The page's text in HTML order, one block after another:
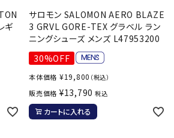
武道・格闘技
柔道
ボクシング
武道・格闘技小物
ギ
サロモン SALOMON AERO BLAZE
3 GRVL GORE-TEX グラベル ラン
ニングシューズ メンズ L47953200
30%OFF
本体価格 ¥19,800 （税込）
販売価格 ¥13,790 税込
カートに入れる